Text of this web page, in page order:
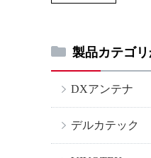
製品カテゴ
DXアンテナ
デルカテック